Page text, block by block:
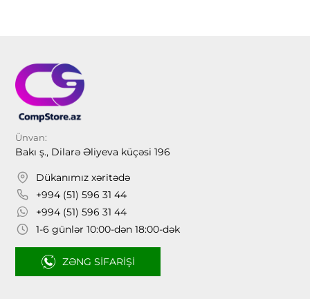
Ünvan:
Bakı ş., Dilarə Əliyeva küçəsi 196
Dükanımız xəritədə
+994 (51) 596 31 44
+994 (51) 596 31 44
1-6 günlər 10:00-dən 18:00-dək
ZƏNG SIFARIŞI